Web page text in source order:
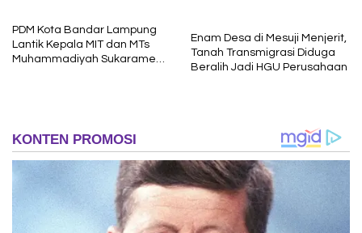
PDM Kota Bandar Lampung
Lantik Kepala MIT dan MTs
Muhammadiyah Sukarame
Enam Desa di Mesuji Menjerit,
Tanah Transmigrasi Diduga
Beralih Jadi HGU Perusahaan